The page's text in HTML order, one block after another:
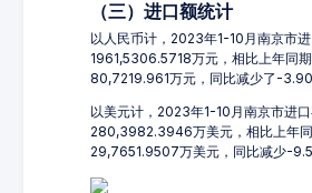
（三）进口额统计
以人民币计，2023年1-10月南京市
1961,5306.5718万元，相比上年同
80,7219.961万元，同比减少了-
以美元计，2023年1-10月南京市进
280,3982.3946万美元，相比上年
29,7651.9507万美元，同比减少-